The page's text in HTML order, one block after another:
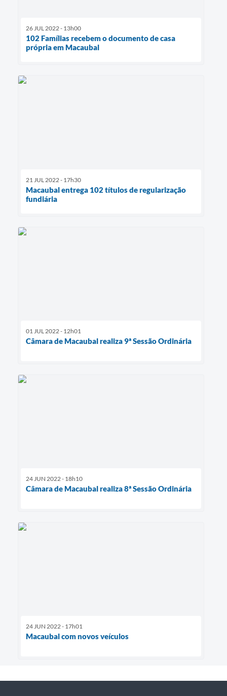
26 JUL 2022 - 13h00
102 Famílias recebem o documento de casa
própria em Macaubal
21 JUL 2022 - 17h30
Macaubal entrega 102 títulos de regularização
fundiária
01 JUL 2022 - 12h01
Câmara de Macaubal realiza 9ª Sessão Ordinária
24 JUN 2022 - 18h10
Câmara de Macaubal realiza 8ª Sessão Ordinária
24 JUN 2022 - 17h01
Macaubal com novos veículos